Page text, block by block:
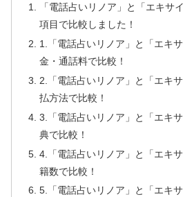
「電話占いリノア」と「エキサ
項目で比較しました！
1.「電話占いリノア」と「エキ
金・通話料で比較！
2.「電話占いリノア」と「エキ
払方法で比較！
3.「電話占いリノア」と「エキ
典で比較！
4.「電話占いリノア」と「エキ
籍数で比較！
5.「電話占いリノア」と「エキ